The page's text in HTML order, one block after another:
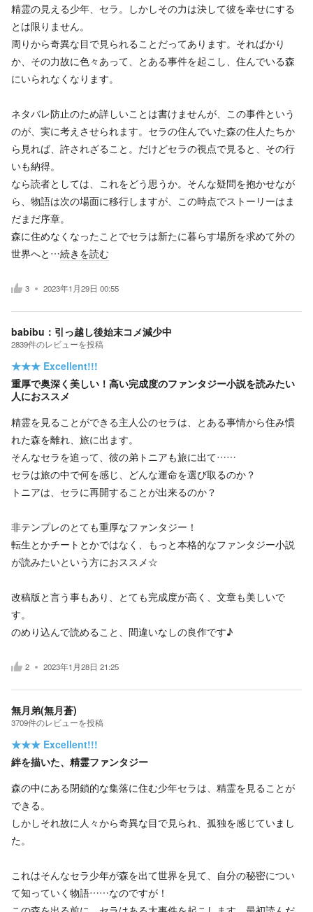
精霊の見える少年、セラ。しかしその力は決して彼を幸せにする
とは限りません。
周りから奇異な目で見られることだってあります。そればかり
か、その力故に色々あって、とある事件を起こし、住んでいる森
にいられなくなります。
ネタバレ防止のため詳しいことは書けませんが、この事件という
のが、実に考えさせられます。セラの住んでいた森の住人たちか
ら見れば、許されざること。だけどセラの視点で見ると、その行
いも納得。
なら読者としては、これをどう思うか。そんな疑問を抱かせなが
ら、物語は次の場面に移行しますが、この時点でストーリーはま
だまだ序章。
森に住めなくなったことでセラは新たに暮らす場所を求めて外の
世界へと…続きを読む
3 2023年1月29日 00:55
babibu：引っ越し後始末コメ減少中
2839件のレビューを投稿
★★★ Excellent!!!
重厚で奥深く美しい！高い完成度のファンタジー小説を読みたい
人におススメ
精霊を見ることができる主人公のセラは、とある事情から住み慣
れた森を離れ、旅に出ます。
そんなセラを追って、彼の弟トニアも旅に出て……
セラは旅の中で何を感じ、どんな運命を選び取るのか？
トニアは、セラに再開することが出来るのか？
非テンプレのとても重厚なファンタジー！
転生とかチートとかではなく、もっと本格的なファンタジー小説
が読みたいという方におススメ☆
改稿版と言う事もあり、とても完成度が高く、文章も美しいで
す。
のめり込んで読めること、間違いなしの良作です♪
2 2023年1月28日 21:25
無月弟(無月蒼)
3709件のレビューを投稿
★★★ Excellent!!!
絆を描いた、精霊ファンタジー
森の中にある閉鎖的な集落に住む少年セラは、精霊を見ることが
できる。
しかしそれ故に人々から奇異な目で見られ、孤独を感じていまし
た。
これはそんなセラ少年が森を出て世界を見て、自分の秘密につい
て知っていく物語……なのですが！